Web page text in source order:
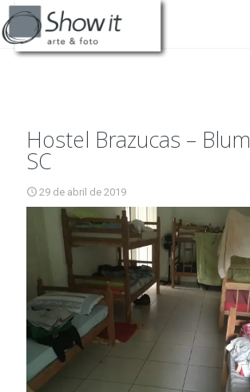
Hostel Brazucas –
SC
29 de abril de 2019